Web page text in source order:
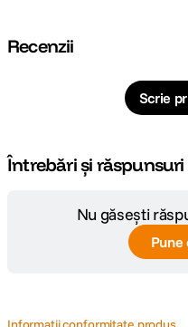
Recenzii
Scrie
Întrebări și răspunsuri
Nu găsești
Pune